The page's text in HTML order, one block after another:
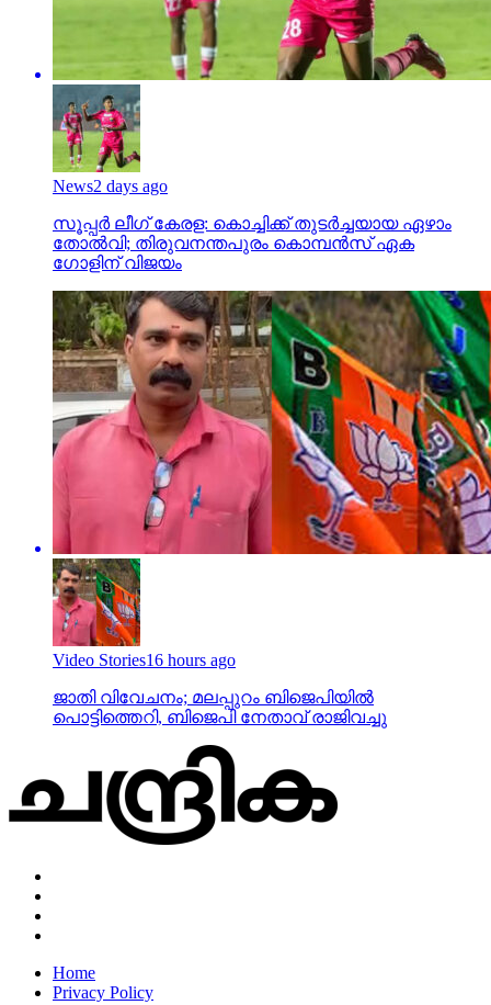
News2 days ago
സൂപ്പര്‍ ലീഗ് കേരള: കൊച്ചിക്ക് തുടര്‍ച്ചയായ ഏഴാം
തോല്‍വി; തിരുവനന്തപുരം കൊമ്പന്‍സ് ഏക
ഗോളിന് വിജയം
Video Stories16 hours ago
ജാതി വിവേചനം; മലപ്പുറം ബിജെപിയില്‍
പൊട്ടിത്തെറി, ബിജെപി നേതാവ് രാജിവച്ചു
Home
Privacy Policy